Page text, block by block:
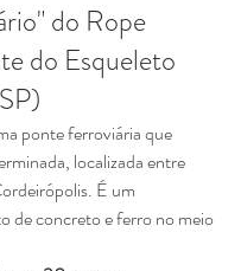
do Rope
do Esqueleto
ponte ferroviária que
localizada entre
É um
de concreto e ferro no meio